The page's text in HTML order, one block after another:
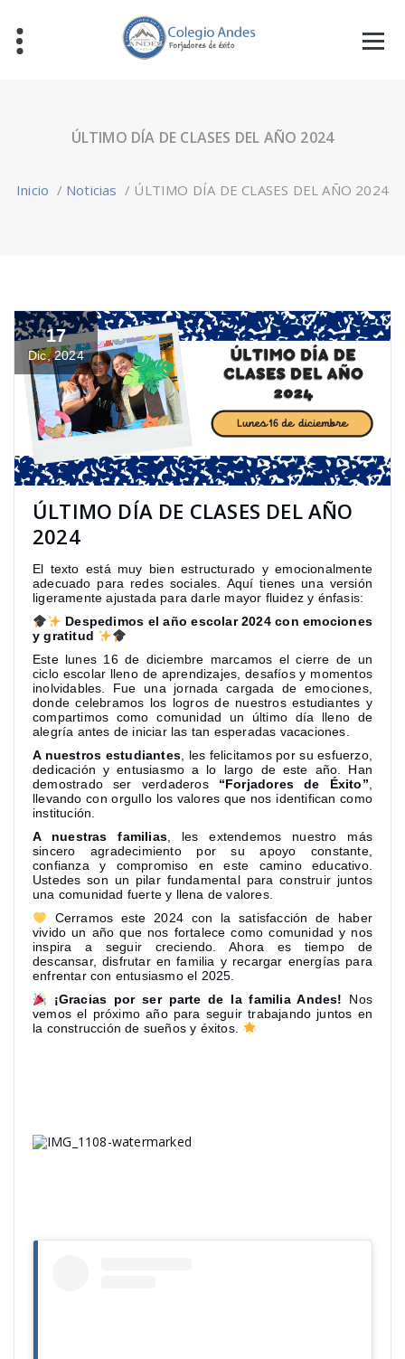
ÚLTIMO DÍA DE CLASES DEL AÑO 2024
Inicio / Noticias / ÚLTIMO DÍA DE CLASES DEL AÑO 2024
17
Dic, 2024
ÚLTIMO DÍA DE CLASES DEL AÑO
2024
El texto está muy bien estructurado y emocionalmente
adecuado para redes sociales. Aquí tienes una versión
ligeramente ajustada para darle mayor fluidez y énfasis:
Despedimos el año escolar 2024 con emociones
y gratitud
Este lunes 16 de diciembre marcamos el cierre de un
ciclo escolar lleno de aprendizajes, desafíos y momentos
inolvidables. Fue una jornada cargada de emociones,
donde celebramos los logros de nuestros estudiantes y
compartimos como comunidad un último día lleno de
alegría antes de iniciar las tan esperadas vacaciones.
A nuestros estudiantes, les felicitamos por su esfuerzo,
dedicación y entusiasmo a lo largo de este año. Han
demostrado ser verdaderos “Forjadores de Éxito”,
llevando con orgullo los valores que nos identifican como
institución.
A nuestras familias, les extendemos nuestro más
sincero agradecimiento por su apoyo constante,
confianza y compromiso en este camino educativo.
Ustedes son un pilar fundamental para construir juntos
una comunidad fuerte y llena de valores.
Cerramos este 2024 con la satisfacción de haber
vivido un año que nos fortalece como comunidad y nos
inspira a seguir creciendo. Ahora es tiempo de
descansar, disfrutar en familia y recargar energías para
enfrentar con entusiasmo el 2025.
¡Gracias por ser parte de la familia Andes!
Nos
vemos el próximo año para seguir trabajando juntos en
la construcción de sueños y éxitos.